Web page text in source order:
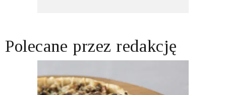
Polecane przez redakcję